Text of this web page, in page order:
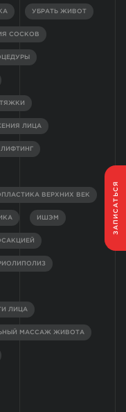
ЗАПИСАТЬСЯ
УБРАТЬ ЖИВОТ
СОСКОВ
ЛИЦА
ВЕРХНИХ ВЕК
ИШЭМ
ЛИЦА
МАССАЖ ЖИВОТА